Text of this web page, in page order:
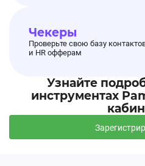
Чекеры
Проверьте свою базу
и HR офферам
Узнайте
инструментах